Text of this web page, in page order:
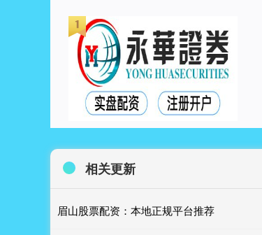
相关更新
眉山股票配资：本地正规平台推荐